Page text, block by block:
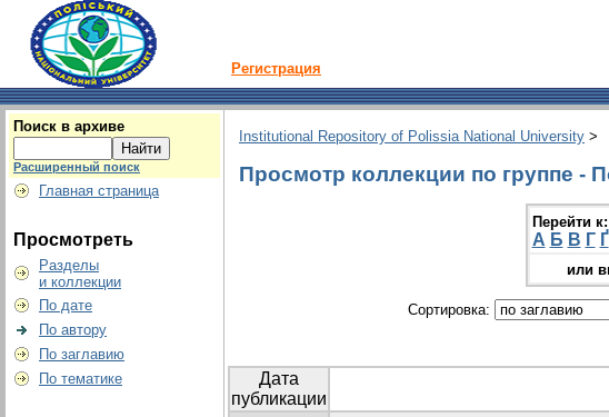
Регистрация
Поиск в архиве
Расширенный поиск
Главная страница
Просмотреть
Разделы
и коллекции
По дате
По автору
По заглавию
По тематике
Institutional Repository of Polissia National University >
Просмотр коллекции по группе -
Перейти к:
А Б В Г Ґ
или
Сортировка:
Дата
публикации